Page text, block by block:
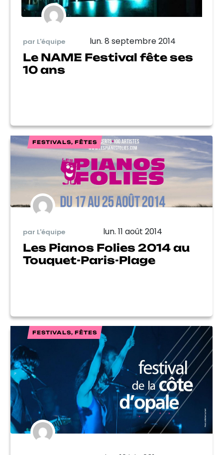
par L'équipe lun. 8 septembre 2014
Le NAME Festival fête ses
10 ans
FESTIVALS, FÊTES
par L'équipe lun. 11 août 2014
Les Pianos Folies 2014 au
Touquet-Paris-Plage
FESTIVALS, FÊTES